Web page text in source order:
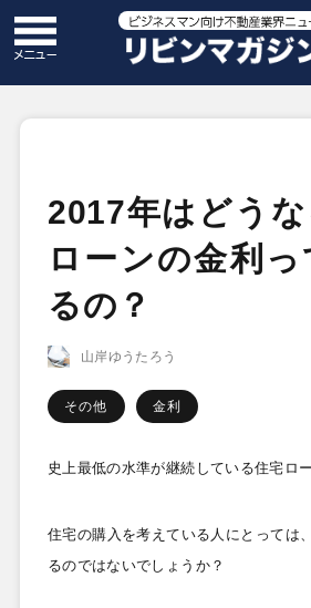
2017年はどう
ローンの金利
るの？
山岸ゆうたろう
その他 金利
史上最低の水準が継続している住宅ロー
住宅の購入を考えている人にとっては
るのではないでしょうか？